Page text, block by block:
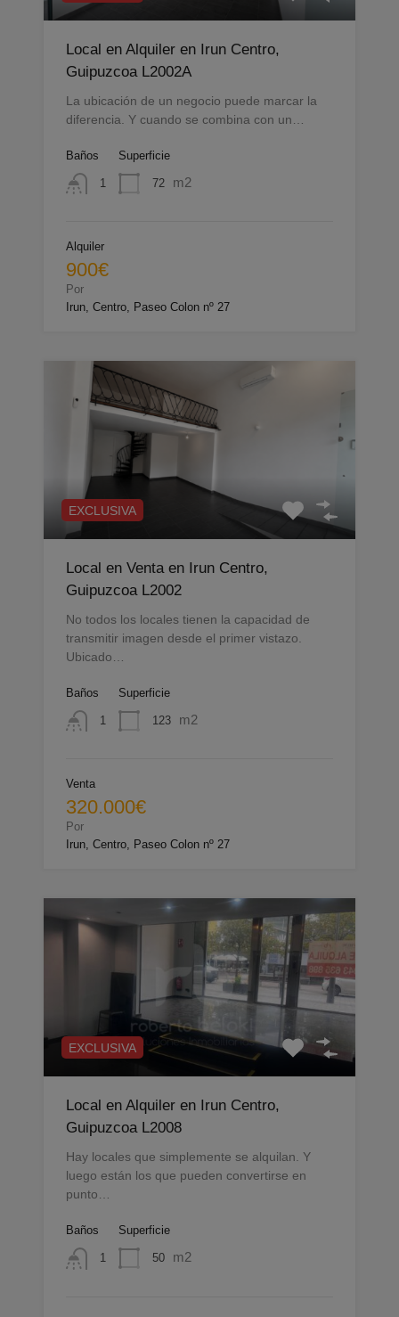
Local en Alquiler en Irun Centro,
Guipuzcoa L2002A
La ubicación de un negocio puede marcar la
diferencia. Y cuando se combina con un…
Baños
1
Superficie
72 m2
Alquiler
900€
Por
Irun, Centro, Paseo Colon nº 27
EXCLUSIVA
Local en Venta en Irun Centro,
Guipuzcoa L2002
No todos los locales tienen la capacidad de
transmitir imagen desde el primer vistazo.
Ubicado…
Baños
1
Superficie
123 m2
Venta
320.000€
Por
Irun, Centro, Paseo Colon nº 27
EXCLUSIVA
Local en Alquiler en Irun Centro,
Guipuzcoa L2008
Hay locales que simplemente se alquilan. Y
luego están los que pueden convertirse en
punto…
Baños
1
Superficie
50 m2